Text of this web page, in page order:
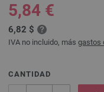
5,84 €
6,82 $
IVA no incluido, más gastos
CANTIDAD